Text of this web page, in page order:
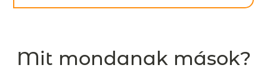
Mit mondanak mások?